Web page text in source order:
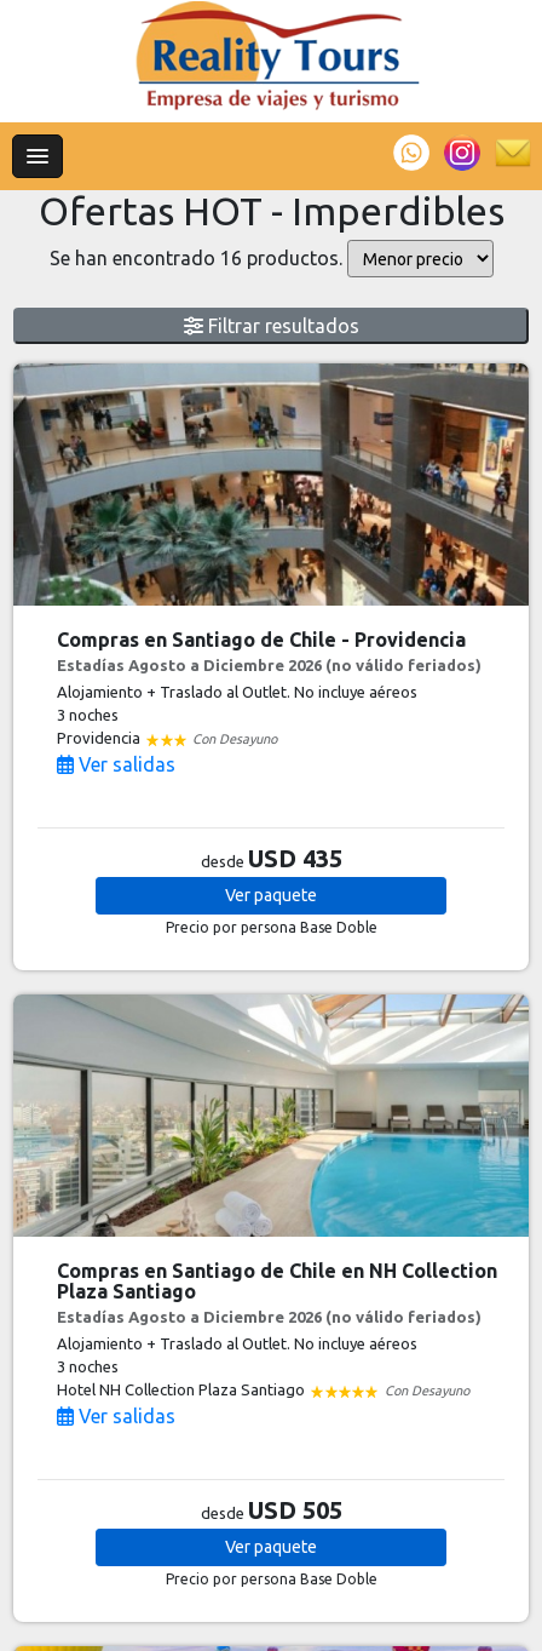
Ofertas HOT - Imperdibles
Se han encontrado 16 productos.
Filtrar resultados
Compras en Santiago de Chile - Providencia
Estadías Agosto a Diciembre 2026 (no válido feriados)
Alojamiento + Traslado al Outlet. No incluye aéreos
3 noches
Providencia
Con Desayuno
Ver salidas
desde USD 435
Verpaquete
Precio por persona Base Doble
Compras en Santiago de Chile en NH Collection
Plaza Santiago
Estadías Agosto a Diciembre 2026 (no válido feriados)
Alojamiento + Traslado al Outlet. No incluye aéreos
3 noches
Hotel NH Collection Plaza Santiago
Con Desayuno
Ver salidas
desde USD 505
Verpaquete
Precio por persona Base Doble